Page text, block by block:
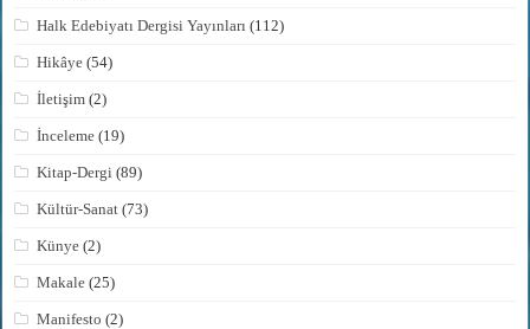
Halk Edebiyatı Dergisi Yayınları (112)
Hikâye (54)
İletişim (2)
İnceleme (19)
Kitap-Dergi (89)
Kültür-Sanat (73)
Künye (2)
Makale (25)
Manifesto (2)